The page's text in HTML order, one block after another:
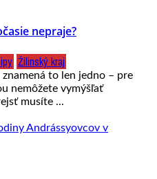
nepraje?
Žilinský kraj
to len jedno – pre
nemôžete vymýšľať
musíte ...